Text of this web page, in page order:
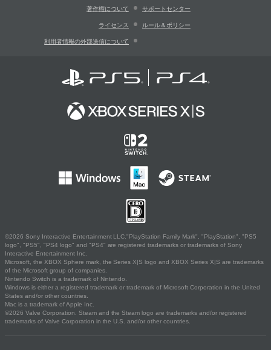
著作権について サポートセンター
ライセンス ルール＆ポリシー
利用者情報の外部送信について
©2026 Sony Interactive Entertainment LLC."PlayStation Family Mark", "PlayStation", "PS5
logo", "PS5", "PS4 logo" and "PS4" are registered trademarks or trademarks of Sony
Interactive Entertainment Inc.
Microsoft, the XBOX Sphere mark, the Series X|S logo and XBOX Series X|S are trademarks
of the Microsoft group of companies.
Nintendo Switch is a trademark of Nintendo.
Windows is either a registered trademark or trademark of Microsoft Corporation in the United
States and/or other countries.
Mac is a trademark of Apple Inc.
©2026 Valve Corporation. Steam and the Steam logo are trademarks and/or registered
trademarks of Valve Corporation in the U.S. and/or other countries.